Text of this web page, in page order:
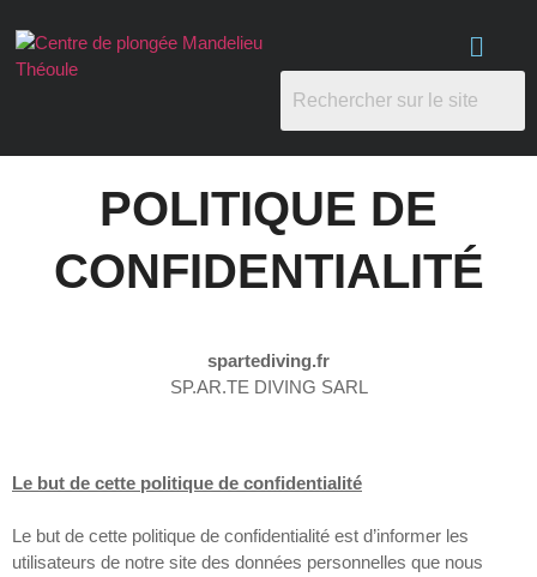
POLITIQUE DE
CONFIDENTIALITÉ
spartediving.fr
SP.AR.TE DIVING SARL
Le but de cette politique de confidentialité
Le but de cette politique de confidentialité est d’informer les
utilisateurs de notre site des données personnelles que nous